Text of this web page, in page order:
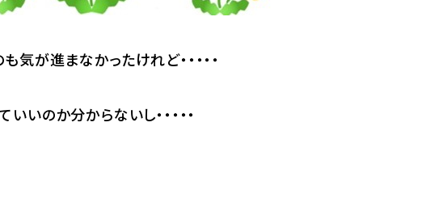
が進まなかったけれど・・・・・
いのか分からないし・・・・・